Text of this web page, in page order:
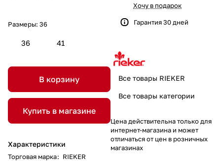
Размеры: 36
36 41
В корзину
Купить в магазине
Характеристики
Торговая марка: RIEKER
Хочу в подарок
Гарантия 30 дней
Все товары RIEKER
Все товары категории
Цена действительна только для
интернет-магазина и может
отличаться от цен в розничных
магазинах